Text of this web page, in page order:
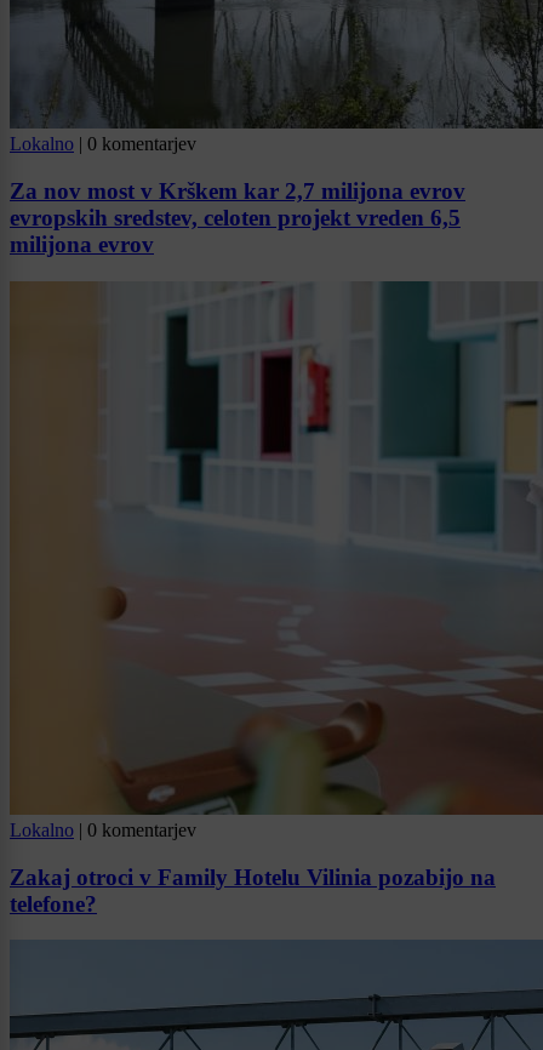
Lokalno | 0 komentarjev
Za nov most v Krškem kar 2,7 milijona evrov
evropskih sredstev, celoten projekt vreden 6,5
milijona evrov
Lokalno | 0 komentarjev
Zakaj otroci v Family Hotelu Vilinia pozabijo na
telefone?